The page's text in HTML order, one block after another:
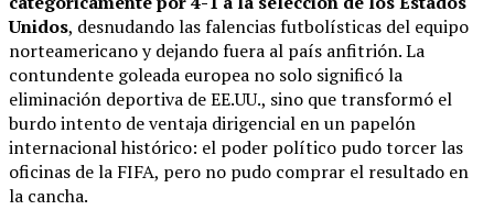
Unidos, desnudando las falencias futbolísticas del equipo
norteamericano y dejando fuera al país anfitrión. La
contundente goleada europea no solo significó la
eliminación deportiva de EE.UU., sino que transformó el
burdo intento de ventaja dirigencial en un papelón
internacional histórico: el poder político pudo torcer las
oficinas de la FIFA, pero no pudo comprar el resultado en
la cancha.